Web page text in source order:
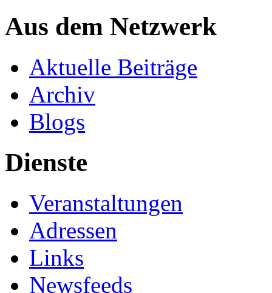
Aus dem Netzwerk
Aktuelle Beiträge
Archiv
Blogs
Dienste
Veranstaltungen
Adressen
Links
Newsfeeds